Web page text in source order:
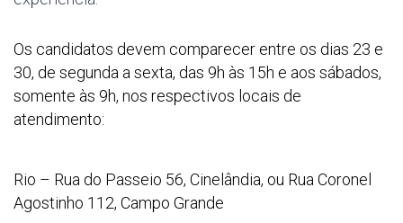
Os candidatos devem comparecer entre os dias 23 e
30, de segunda a sexta, das 9h às 15h e aos sábados,
somente às 9h, nos respectivos locais de
atendimento:
Rio – Rua do Passeio 56, Cinelândia, ou Rua Coronel
Agostinho 112, Campo Grande